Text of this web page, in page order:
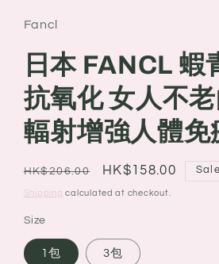
in
modal
Fancl
日本 FANCL 蝦
抗氧化 女人不
輻射增強人體免
Regular
price
HK$206.00
Sale
price
HK$158.00 Sale
Shipping calculated at checkout.
Size
1包 3包